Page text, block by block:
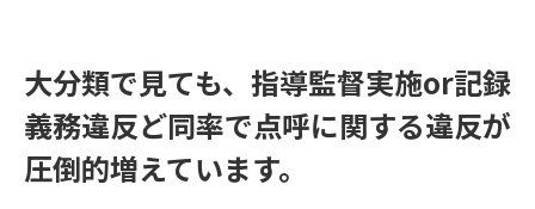
大分類で見ても、指導監督実施or記録
義務違反ど同率で点呼に関する違反が
圧倒的増えています。